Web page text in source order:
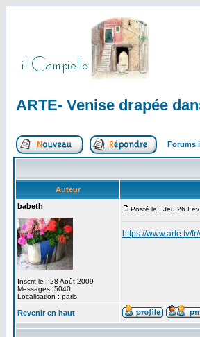
ARTE- Venise drapée
Forums
Auteur
babeth
Inscrit le : 28 Août 2009
Messages: 5040
Localisation : paris
Posté le : Jeu 26
https://www.arte.tv/
Revenir en haut